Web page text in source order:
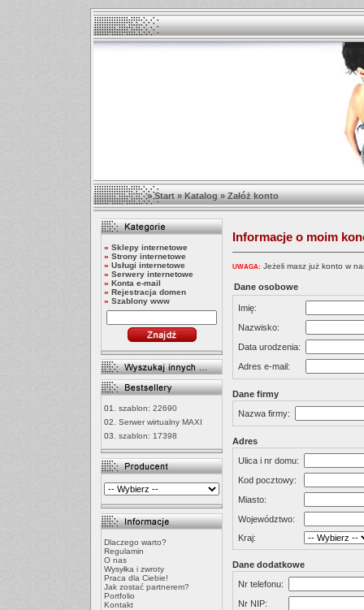
»Start»Katalog»Załóż konto
» Sklepy internetowe
» Strony internetowe
» Usługi internetowe
» Serwery internetowe
» Konta e-mail
» Rejestracja domen
» Szablony www
01. szablon: 22690
02. Serwer wirtualny MAXI
03. szablon: 17398
Dlaczego warto?
Regulamin
O nas
Wysyłka i zwroty
Praca dla Ciebie!
Jak zostać partnerem?
Portfolio
Kontakt
Informacje o moim
UWAGA: Jeżeli masz już konto w
Dane osobowe
Imię:
Nazwisko:
Data urodzenia:
Adres e-mail:
Dane firmy
Nazwa firmy:
Adres
Ulica i nr domu:
Kod pocztowy:
Miasto:
Województwo:
Kraj:
Dane dodatkowe
Nr telefonu:
Nr NIP: